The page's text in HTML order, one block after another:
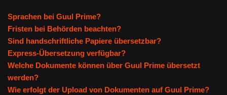
Sprachen bei Guul Prime?
Fristen bei Behörden beachten?
Sind handschriftliche Papiere übersetzbar?
Express-Übersetzung verfügbar?
Welche Dokumente können über Guul Prime übersetzt
werden?
Wie erfolgt der Upload von Dokumenten auf Guul Prime?